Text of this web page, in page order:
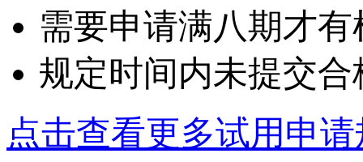
需要申请满八期才
规定时间内未提交
点击查看更多试用申